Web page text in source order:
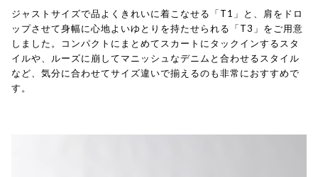
ジャストサイズで品よくきれいに着こなせる「T1」と、肩をドロ
ップさせて身幅に心地よいゆとりを持たせられる「T3」をご用意
しました。コンパクトにまとめてスカートにタックインするスタ
イルや、ルーズに崩してマニッシュなデニムと合わせるスタイル
など、気分に合わせてサイズ違いで揃えるのも非常におすすめで
す。